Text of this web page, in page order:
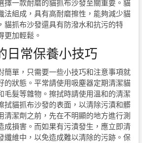
擇一款耐磨的貓抓布沙發至關重要。貓
法組成，具有高耐磨擦性，能夠減少貓
貓抓布沙發還具有防潑水和抗污的特
更加輕鬆。
日常保養小技巧
簡單，只需要一些小技巧和注意事項就
的狀態。平常請使用吸塵器定期清潔貓
毛髮等雜物。擦拭時請使用溫和的清潔
拭貓抓布沙發的表面，以清除污漬和髒
清潔劑之前，先在不明顯的地方進行測
成損害。而如果有污漬發生，應立即清
纖維中，以免造成難以清除的污跡。保